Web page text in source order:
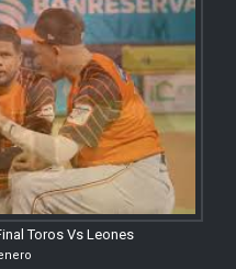
Toros Vs Leones